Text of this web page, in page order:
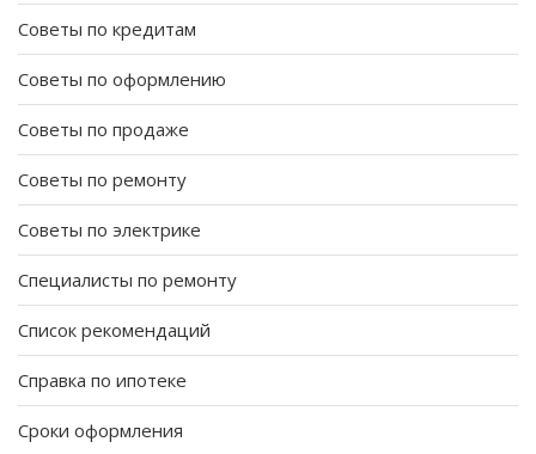
Советы по кредитам
Советы по оформлению
Советы по продаже
Советы по ремонту
Советы по электрике
Специалисты по ремонту
Список рекомендаций
Справка по ипотеке
Сроки оформления